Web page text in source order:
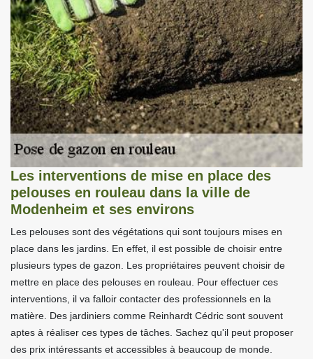
Les interventions de mise en place des
pelouses en rouleau dans la ville de
Modenheim et ses environs
Les pelouses sont des végétations qui sont toujours mises en
place dans les jardins. En effet, il est possible de choisir entre
plusieurs types de gazon. Les propriétaires peuvent choisir de
mettre en place des pelouses en rouleau. Pour effectuer ces
interventions, il va falloir contacter des professionnels en la
matière. Des jardiniers comme Reinhardt Cédric sont souvent
aptes à réaliser ces types de tâches. Sachez qu'il peut proposer
des prix intéressants et accessibles à beaucoup de monde.